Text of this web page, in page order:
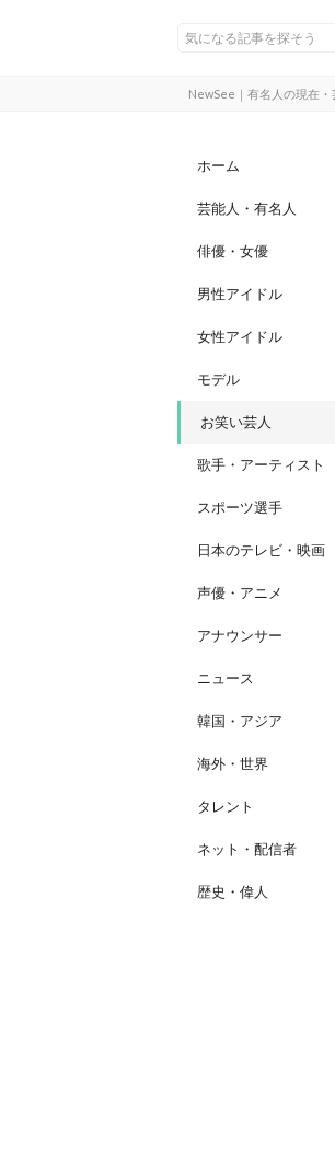
NewSee｜有名人の現在
ホーム
芸能人・有名人
俳優・女優
男性アイドル
女性アイドル
モデル
お笑い芸人
歌手・アーティスト
スポーツ選手
日本のテレビ・映画
声優・アニメ
アナウンサー
ニュース
韓国・アジア
海外・世界
タレント
ネット・配信者
歴史・偉人